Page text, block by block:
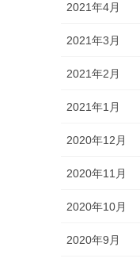
2021年4月
2021年3月
2021年2月
2021年1月
2020年12月
2020年11月
2020年10月
2020年9月